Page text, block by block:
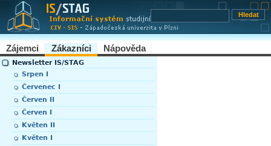
Zájemci Zákazníci Nápověda
Newsletter IS/STAG
Srpen I
Červenec I
Červen II
Červen I
Květen II
Květen I